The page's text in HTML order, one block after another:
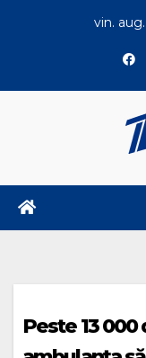
vin.
Peste 13